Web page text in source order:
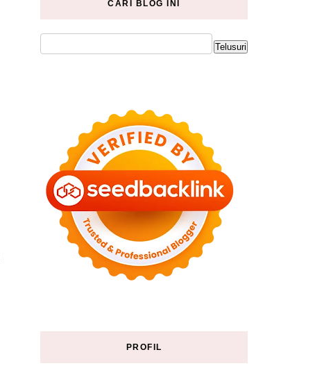
CARI BLOG INI
PROFIL